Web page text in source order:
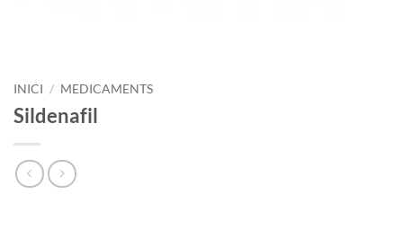
INICI / MEDICAMENTS
Sildenafil